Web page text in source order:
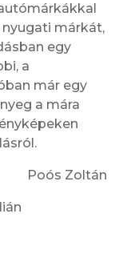
márkát,
egy
a
már egy
a mára
Poós Zoltán